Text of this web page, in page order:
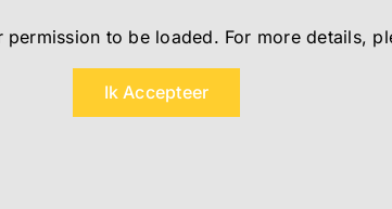
permission to be loaded. For more details,
Ik Accepteer